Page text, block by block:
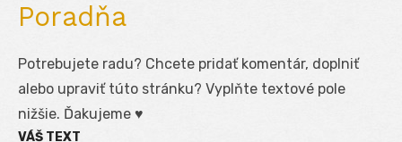
Poradňa
Potrebujete radu? Chcete pridať komentár, doplniť
alebo upraviť túto stránku? Vyplňte textové pole
nižšie. Ďakujeme ♥
VÁŠ TEXT